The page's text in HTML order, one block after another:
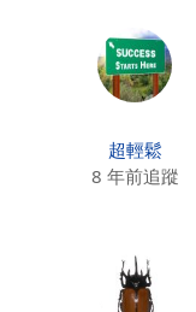
超輕鬆
8 年前追蹤